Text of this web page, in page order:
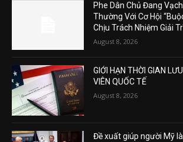
Phe Dân Chủ Đang
Thường Với Cơ Hội
Chịu Trách Nhiệm Giải
August 8, 2026
GIỚI HẠN THỜI GIAN
VIÊN QUỐC TẾ
August 8, 2026
Đề xuất giúp người Mỹ